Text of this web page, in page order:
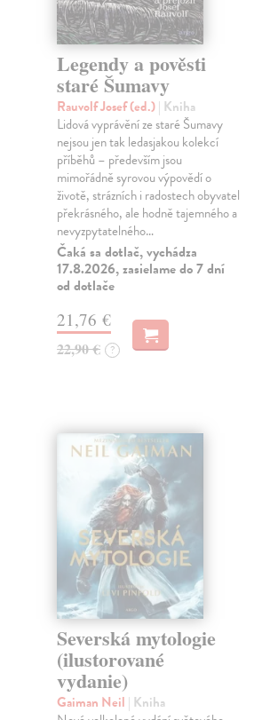
Legendy a pověsti
staré Šumavy
Rauvolf Josef (ed.)| Kniha
Lidová vyprávění ze staré Šumavy
nejsou jen tak ledasjakou kolekcí
příběhů – především jsou
mimořádně syrovou výpovědí o
životě, strázních i radostech obyvatel
překrásného, ale hodně tajemného a
nevyzpytatelného…
Čaká sa dotlač, vychádza
17.8.2026, zasielame do 7 dní
od dotlače
21,76 €
22,90 € ?
Severská mytologie
(ilustorované
vydanie)
Gaiman Neil | Kniha